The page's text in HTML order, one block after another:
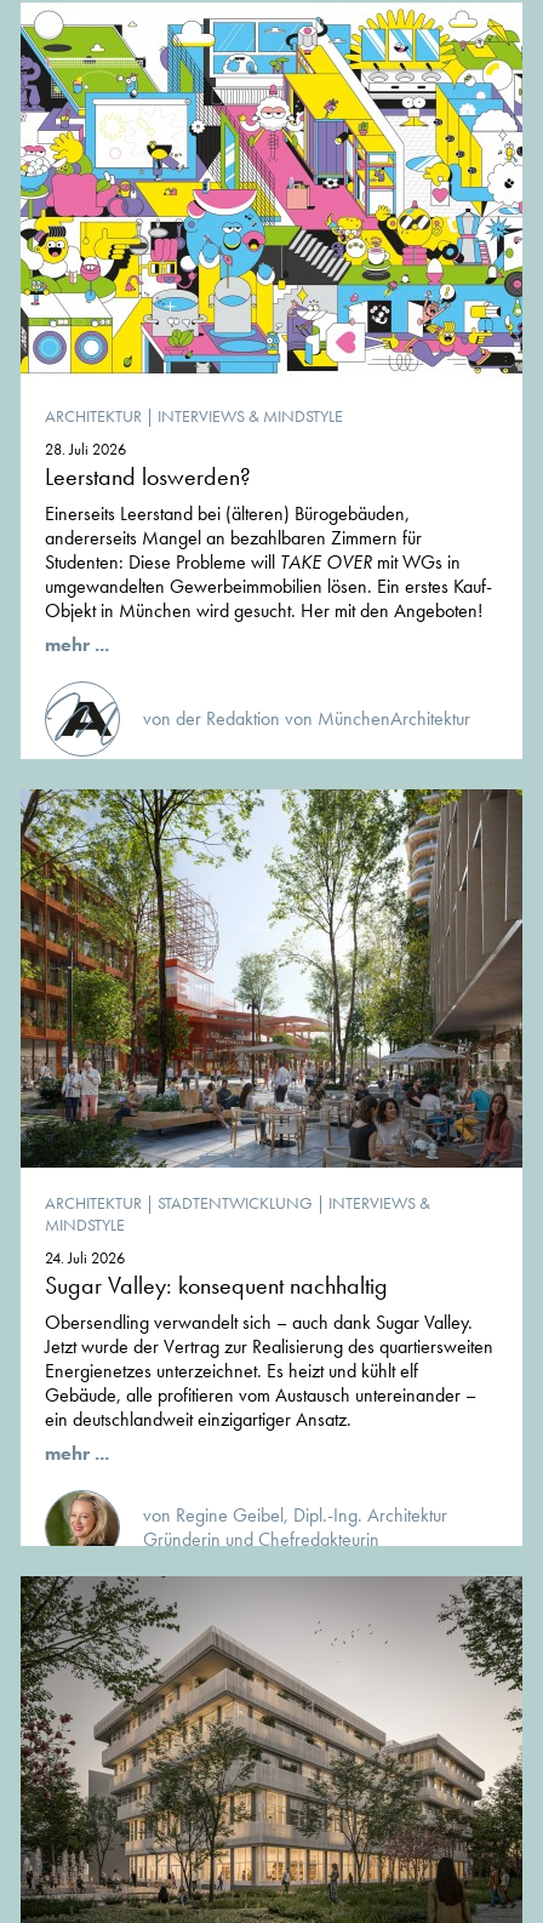
ARCHITEKTUR | INTERVIEWS & MINDSTYLE
28. Juli 2026
Leerstand loswerden?
Einerseits Leerstand bei (älteren) Bürogebäuden,
andererseits Mangel an bezahlbaren Zimmern für
Studenten: Diese Probleme will TAKE OVER mit WGs in
umgewandelten Gewerbeimmobilien lösen. Ein erstes Kauf-
Objekt in München wird gesucht. Her mit den Angeboten!
mehr ...
von der Redaktion von MünchenArchitektur
ARCHITEKTUR | STADTENTWICKLUNG | INTERVIEWS &
MINDSTYLE
24. Juli 2026
Sugar Valley: konsequent nachhaltig
Obersendling verwandelt sich – auch dank Sugar Valley.
Jetzt wurde der Vertrag zur Realisierung des quartiersweiten
Energienetzes unterzeichnet. Es heizt und kühlt elf
Gebäude, alle profitieren vom Austausch untereinander –
ein deutschlandweit einzigartiger Ansatz.
mehr ...
von Regine Geibel, Dipl.-Ing. Architektur
Gründerin und Chefredakteurin